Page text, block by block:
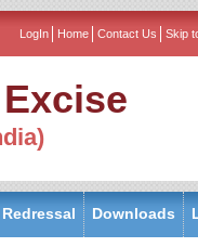
Skip
Downloads